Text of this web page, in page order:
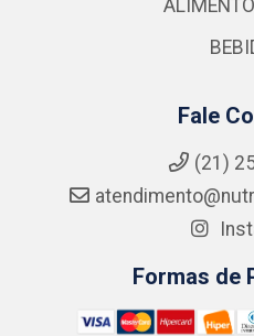
Fale
(21)
Formas de